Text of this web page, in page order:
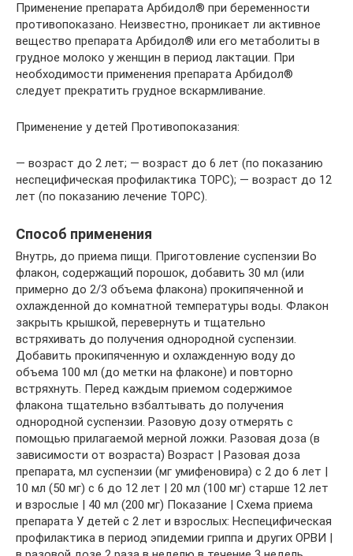
Применение препарата Арбидол® при беременности
противопоказано. Неизвестно, проникает ли активное
вещество препарата Арбидол® или его метаболиты в
грудное молоко у женщин в период лактации. При
необходимости применения препарата Арбидол®
следует прекратить грудное вскармливание.
Применение у детей Противопоказания:
— возраст до 2 лет; — возраст до 6 лет (по показанию
неспецифическая профилактика ТОРС); — возраст до 12
лет (по показанию лечение ТОРС).
Способ применения
Внутрь, до приема пищи. Приготовление суспензии Во
флакон, содержащий порошок, добавить 30 мл (или
примерно до 2/3 объема флакона) прокипяченной и
охлажденной до комнатной температуры воды. Флакон
закрыть крышкой, перевернуть и тщательно
встряхивать до получения однородной суспензии.
Добавить прокипяченную и охлажденную воду до
объема 100 мл (до метки на флаконе) и повторно
встряхнуть. Перед каждым приемом содержимое
флакона тщательно взбалтывать до получения
однородной суспензии. Разовую дозу отмерять с
помощью прилагаемой мерной ложки. Разовая доза (в
зависимости от возраста) Возраст | Разовая доза
препарата, мл суспензии (мг умифеновира) с 2 до 6 лет |
10 мл (50 мг) с 6 до 12 лет | 20 мл (100 мг) старше 12 лет
и взрослые | 40 мл (200 мг) Показание | Схема приема
препарата У детей с 2 лет и взрослых: Неспецифическая
профилактика в период эпидемии гриппа и других ОРВИ |